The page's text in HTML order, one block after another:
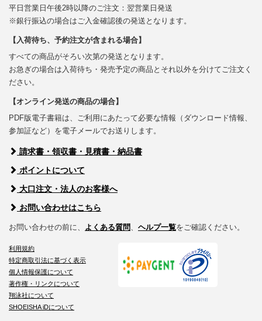
平日営業日午後2時以降のご注文：翌営業日発送
※銀行振込の場合はご入金確認後の発送となります。
【入荷待ち、予約注文が含まれる場合】
すべての商品がそろい次第の発送となります。
お急ぎの場合は入荷待ち・発売予定の商品とそれ以外を分けてご注文く
ださい。
【オンライン発送の商品の場合】
PDF版電子書籍は、ご利用にあたって必要な情報（ダウンロード情報、
参加証など）を電子メールでお送りします。
請求書・領収書・見積書・納品書
ポイントについて
大口注文・法人のお客様へ
お問い合わせはこちら
お問い合わせの前に、 よくある質問 ヘルプ一覧をご確認ください。
利用規約
特定商取引法に基づく表示
個人情報保護について
著作権・リンクについて
翔泳社について
SHOEISHA iDについて